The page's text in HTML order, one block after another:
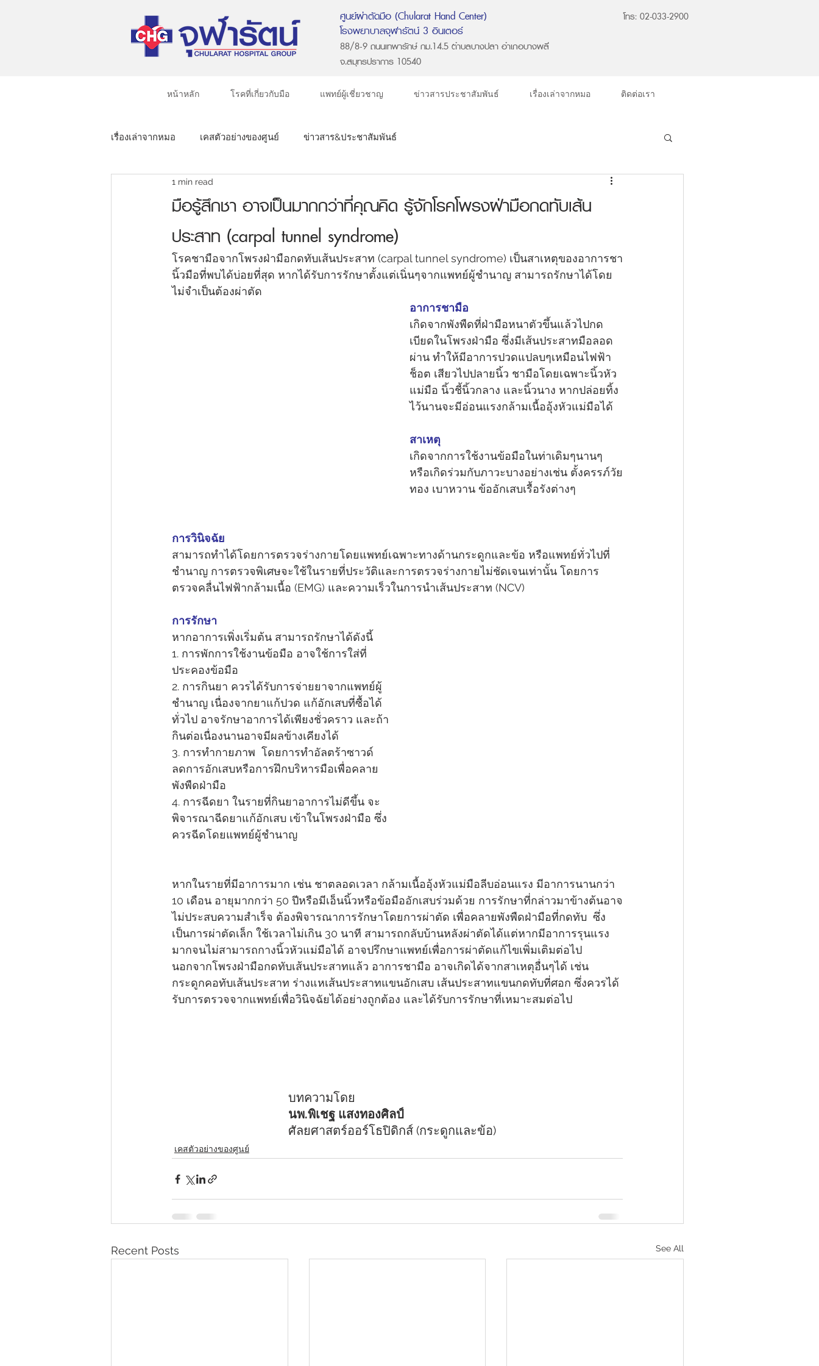
ศูนย์ผ่าตัดมือ (Chularat Hand Center)
โรงพยาบาลจุฬารัตน์ 3 อินเตอร์
88/8-9 ถนนเทพารักษ์ กม.14.5 ตำบลบางปลา อำเภอบางพลี
จ.สมุทรปราการ 10540
โทร: 02-033-2900
หน้าหลัก โรคที่เกี่ยวกับมือ แพทย์ผู้เชี่ยวชาญ ข่าวสารประชาสัมพันธ์ เรื่องเล่าจากหมอ ติดต่อเรา
เรื่องเล่าจากหมอ เคสตัวอย่างของศูนย์ ข่าวสาร&ประชาสัมพันธ์
มือรู้สึกชา อาจเป็นมากกว่าที่คุณคิด รู้จักโรคโพรงฝ่ามือกดทับเส้น
ประสาท (carpal tunnel syndrome)
1 min read
โรคชามือจากโพรงฝ่ามือกดทับเส้นประสาท (carpal tunnel syndrome) เป็นสาเหตุของอาการชา
นิ้วมือที่พบได้บ่อยที่สุด หากได้รับการรักษาตั้งแต่เนิ่นๆจากแพทย์ผู้ชำนาญ สามารถรักษาได้โดย
ไม่จำเป็นต้องผ่าตัด
อาการชามือ
เกิดจากพังพืดที่ฝ่ามือหนาตัวขึ้นแล้วไปกด
เบียดในโพรงฝ่ามือ ซึ่งมีเส้นประสาทมือลอด
ผ่าน ทำให้มีอาการปวดแปลบๆเหมือนไฟฟ้า
ช็อต เสียวไปปลายนิ้ว ชามือโดยเฉพาะนิ้วหัว
แม่มือ นิ้วชี้นิ้วกลาง และนิ้วนาง หากปล่อยทิ้ง
ไว้นานจะมีอ่อนแรงกล้ามเนื้ออุ้งหัวแม่มือได้
สาเหตุ
เกิดจากการใช้งานข้อมือในท่าเดิมๆนานๆ
หรือเกิดร่วมกับภาวะบางอย่างเช่น ตั้งครรภ์วัย
ทอง เบาหวาน ข้ออักเสบเรื้อรังต่างๆ
การวินิจฉัย
สามารถทำได้โดยการตรวจร่างกายโดยแพทย์เฉพาะทางด้านกระดูกและข้อ หรือแพทย์ทั่วไปที่
ชำนาญ การตรวจพิเศษจะใช้ในรายที่ประวัติและการตรวจร่างกายไม่ชัดเจนเท่านั้น โดยการ
ตรวจคลื่นไฟฟ้ากล้ามเนื้อ (EMG) และความเร็วในการนำเส้นประสาท (NCV)
การรักษา
หากอาการเพิ่งเริ่มต้น สามารถรักษาได้ดังนี้
1. การพักการใช้งานข้อมือ อาจใช้การใส่ที่
ประคองข้อมือ
2. การกินยา ควรได้รับการจ่ายยาจากแพทย์ผู้
ชำนาญ เนื่องจากยาแก้ปวด แก้อักเสบที่ซื้อได้
ทั่วไป อาจรักษาอาการได้เพียงชั่วคราว และถ้า
กินต่อเนื่องนานอาจมีผลข้างเคียงได้
3. การทำกายภาพ  โดยการทำอัลตร้าซาวด์
ลดการอักเสบหรือการฝึกบริหารมือเพื่อคลาย
พังพืดฝ่ามือ
4. การฉีดยา ในรายที่กินยาอาการไม่ดีขึ้น จะ
พิจารณาฉีดยาแก้อักเสบ เข้าในโพรงฝ่ามือ ซึ่ง
ควรฉีดโดยแพทย์ผู้ชำนาญ
หากในรายที่มีอาการมาก เช่น ชาตลอดเวลา กล้ามเนื้ออุ้งหัวแม่มือลีบอ่อนแรง มีอาการนานกว่า
10 เดือน อายุมากกว่า 50 ปีหรือมีเอ็นนิ้วหรือข้อมืออักเสบร่วมด้วย การรักษาที่กล่าวมาข้างต้นอาจ
ไม่ประสบความสำเร็จ ต้องพิจารณาการรักษาโดยการผ่าตัด เพื่อคลายพังพืดฝ่ามือที่กดทับ  ซึ่ง
เป็นการผ่าตัดเล็ก ใช้เวลาไม่เกิน 30 นาที สามารถกลับบ้านหลังผ่าตัดได้แต่หากมีอาการรุนแรง
มากจนไม่สามารถกางนิ้วหัวแม่มือได้ อาจปรึกษาแพทย์เพื่อการผ่าตัดแก้ไขเพิ่มเติมต่อไป
นอกจากโพรงฝ่ามือกดทับเส้นประสาทแล้ว อาการชามือ อาจเกิดได้จากสาเหตุอื่นๆได้ เช่น
กระดูกคอทับเส้นประสาท ร่างแหเส้นประสาทแขนอักเสบ เส้นประสาทแขนกดทับที่ศอก ซึ่งควรได้
รับการตรวจจากแพทย์เพื่อวินิจฉัยได้อย่างถูกต้อง และได้รับการรักษาที่เหมาะสมต่อไป
บทความโดย
นพ.พิเชฐ แสงทองศิลป์
ศัลยศาสตร์ออร์โธปิดิกส์ (กระดูกและข้อ)
เคสตัวอย่างของศูนย์
Recent Posts See All